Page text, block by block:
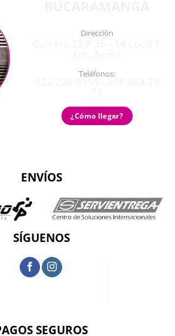
Dirección
Teléfonos:
¿Cómo llegar?
ENVÍOS
SÍGUENOS
SEGUROS